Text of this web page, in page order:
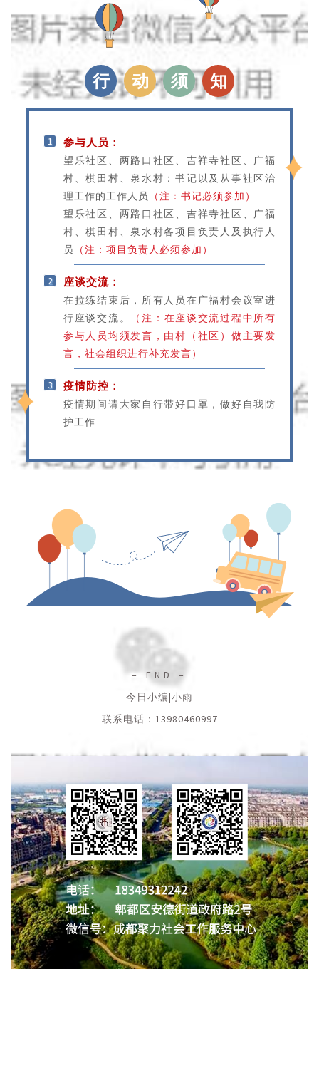
行 动 须 知
1 参与人员：
望乐社区、两路口社区、吉祥寺社区、广福
村、棋田村、泉水村：书记以及从事社区治
理工作的工作人员
（注：书记必须参加）
望乐社区、两路口社区、吉祥寺社区、广福
村、棋田村、泉水村各项目负责人及执行人
员
（注：项目负责人必须参加）
2 座谈交流：
在拉练结束后，所有人员在广福村会议室进
行座谈交流。
（注：在座谈交流过程中所有
参与人员均须发言，由村（社区）做主要发
言，社会组织进行补充发言）
3 疫情防控：
疫情期间请大家自行带好口罩，做好自我防
护工作
– END –
今日小编|小雨
联系电话：13980460997